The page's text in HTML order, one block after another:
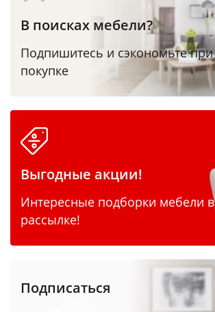
В поисках мебели?
Подпишитесь и сэкономьте при
покупке
Выгодные акции!
Интересные подборки мебели в
рассылке!
Подписаться